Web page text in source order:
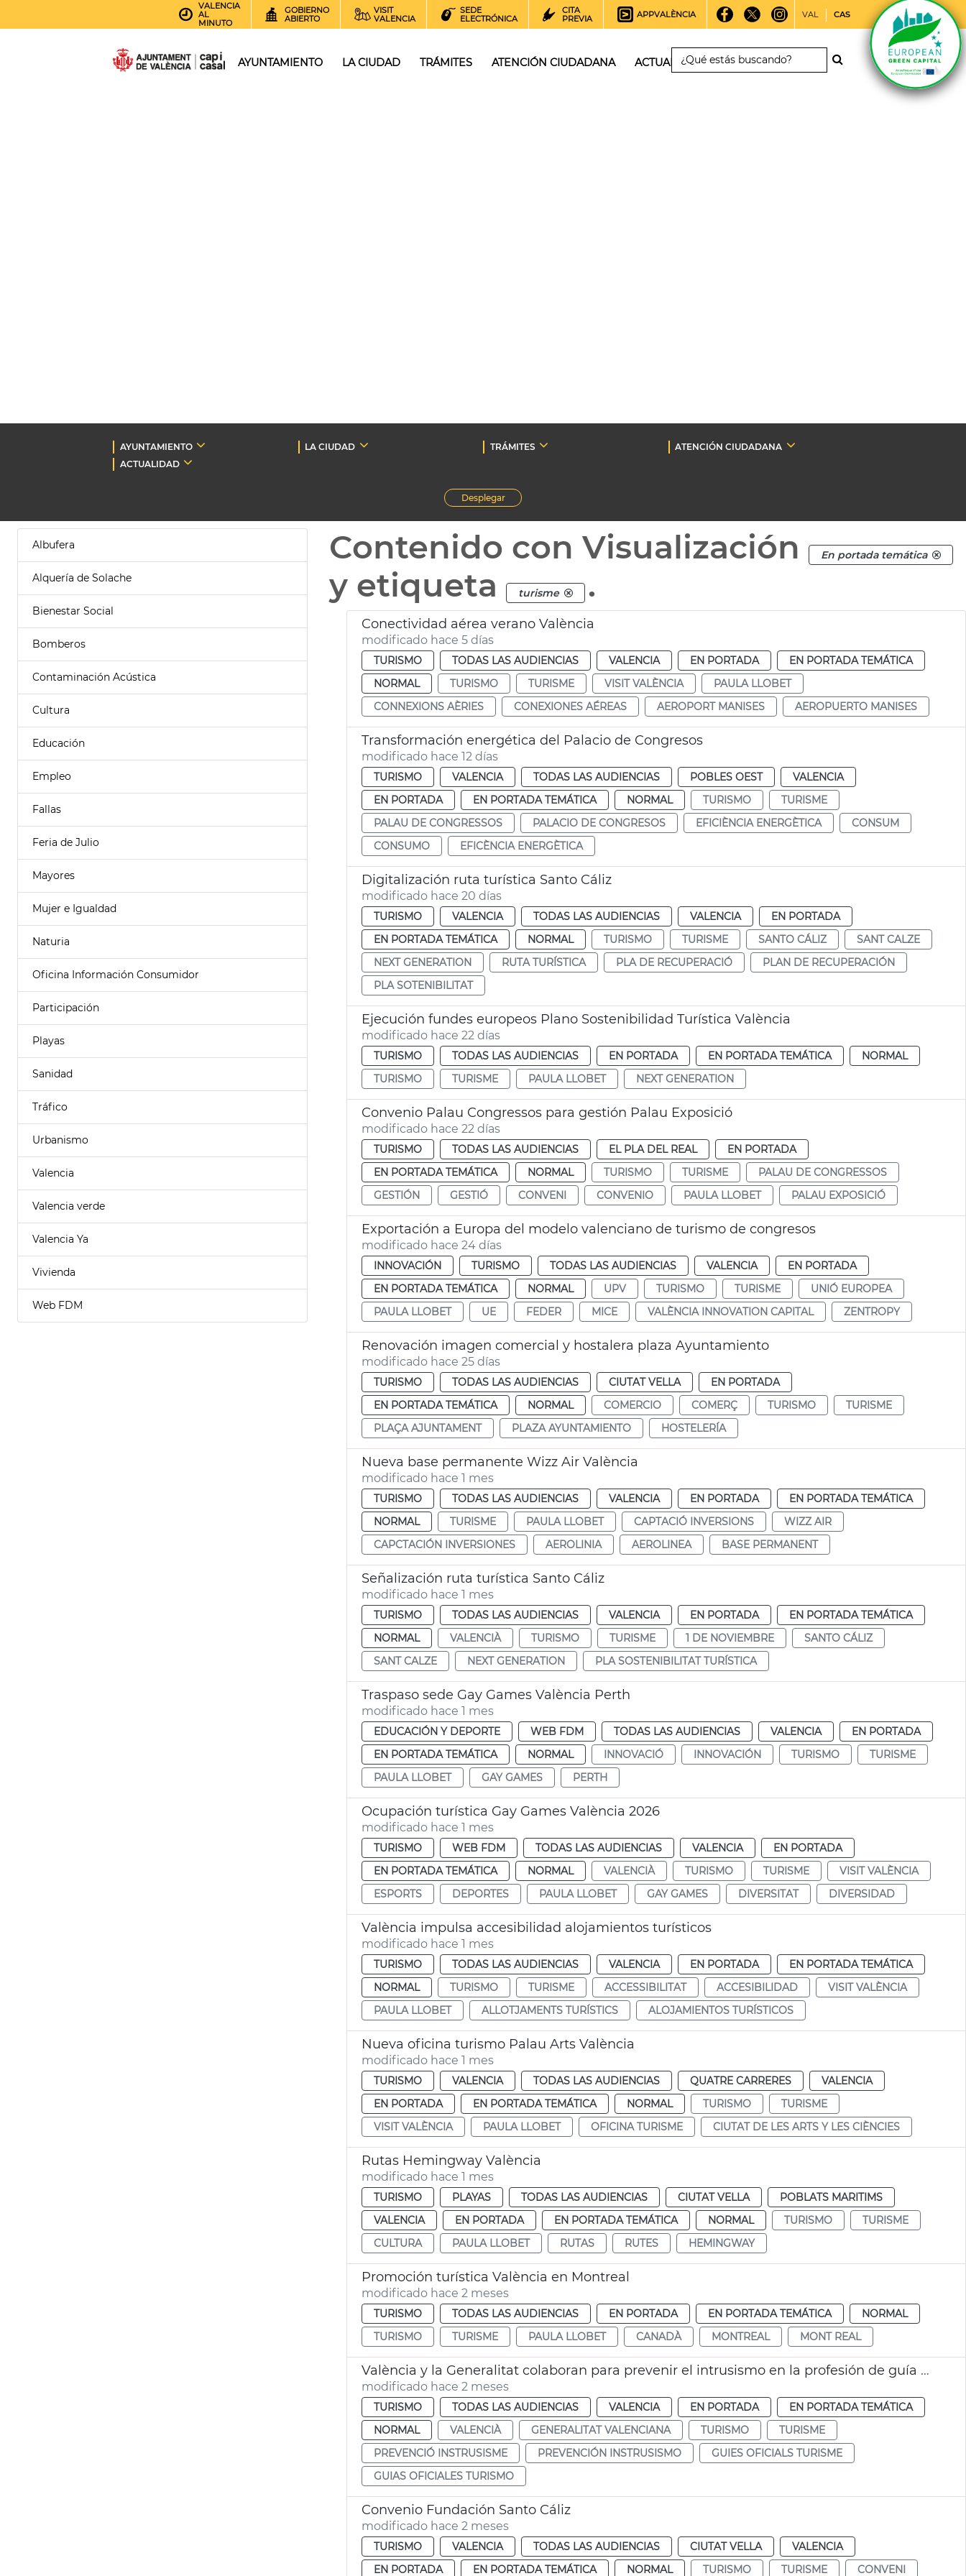
VALENCIA
AL
MINUTO
GOBIERNO
ABIERTO
VISIT
VALENCIA
SEDE
ELECTRÓNICA
CITA
PREVIA
APPVALÈNCIA VAL CAS
AYUNTAMIENTO LA CIUDAD TRÁMITES ATENCIÓN CIUDADANA ACTUALIDAD
AYUNTAMIENTO LA CIUDAD TRÁMITES
ATENCIÓN CIUDADANA
ACTUALIDAD
Desplegar
Albufera
Alquería de Solache
Bienestar Social
Bomberos
Contaminación Acústica
Cultura
Educación
Empleo
Fallas
Feria de Julio
Mayores
Mujer e Igualdad
Naturia
Oficina Información Consumidor
Participación
Playas
Sanidad
Tráfico
Urbanismo
Valencia
Valencia verde
Valencia Ya
Vivienda
Web FDM
Contenido con Visualización En portada temática
y etiqueta turisme .
Conectividad aérea verano València
modificado hace 5 días
TURISMO TODAS LAS AUDIENCIAS VALENCIA EN PORTADA
EN PORTADA TEMÁTICA
NORMAL
TURISMO TURISME VISIT VALÈNCIA
PAULA LLOBET
CONNEXIONS AÈRIES
CONEXIONES AÉREAS AEROPORT MANISES AEROPUERTO MANISES
Transformación energética del Palacio de Congresos
modificado hace 12 días
TURISMO VALENCIA TODAS LAS AUDIENCIAS POBLES OEST
VALENCIA
EN PORTADA
EN PORTADA TEMÁTICA NORMAL TURISMO
TURISME
PALAU DE CONGRESSOS
PALACIO DE CONGRESOS EFICIÈNCIA ENERGÈTICA
CONSUM
CONSUMO
EFICÈNCIA ENERGÈTICA
Digitalización ruta turística Santo Cáliz
modificado hace 20 días
TURISMO VALENCIA TODAS LAS AUDIENCIAS VALENCIA
EN PORTADA
EN PORTADA TEMÁTICA
NORMAL TURISMO TURISME SANTO CÁLIZ
SANT CALZE
NEXT GENERATION
RUTA TURÍSTICA PLA DE RECUPERACIÓ
PLAN DE RECUPERACIÓN
PLA SOTENIBILITAT
Ejecución fundes europeos Plano Sostenibilidad Turística València
modificado hace 22 días
TURISMO TODAS LAS AUDIENCIAS EN PORTADA EN PORTADA TEMÁTICA
NORMAL
TURISMO
TURISME PAULA LLOBET NEXT GENERATION
Convenio Palau Congressos para gestión Palau Exposició
modificado hace 22 días
TURISMO TODAS LAS AUDIENCIAS EL PLA DEL REAL
EN PORTADA
EN PORTADA TEMÁTICA
NORMAL TURISMO TURISME
PALAU DE CONGRESSOS
GESTIÓN
GESTIÓ CONVENI CONVENIO PAULA LLOBET PALAU EXPOSICIÓ
Exportación a Europa del modelo valenciano de turismo de congresos
modificado hace 24 días
INNOVACIÓN TURISMO TODAS LAS AUDIENCIAS VALENCIA
EN PORTADA
EN PORTADA TEMÁTICA
NORMAL UPV TURISMO TURISME
UNIÓ EUROPEA
PAULA LLOBET
UE FEDER MICE VALÈNCIA INNOVATION CAPITAL ZENTROPY
Renovación imagen comercial y hostalera plaza Ayuntamiento
modificado hace 25 días
TURISMO TODAS LAS AUDIENCIAS CIUTAT VELLA
EN PORTADA
EN PORTADA TEMÁTICA
NORMAL COMERCIO COMERÇ TURISMO
TURISME
PLAÇA AJUNTAMENT
PLAZA AYUNTAMIENTO HOSTELERÍA
Nueva base permanente Wizz Air València
modificado hace 1 mes
TURISMO TODAS LAS AUDIENCIAS VALENCIA EN PORTADA
EN PORTADA TEMÁTICA
NORMAL
TURISME PAULA LLOBET CAPTACIÓ INVERSIONS
WIZZ AIR
CAPCTACIÓN INVERSIONES
AEROLINIA AEROLINEA BASE PERMANENT
Señalización ruta turística Santo Cáliz
modificado hace 1 mes
TURISMO TODAS LAS AUDIENCIAS VALENCIA EN PORTADA
EN PORTADA TEMÁTICA
NORMAL
VALENCIÀ TURISMO TURISME 1 DE NOVIEMBRE
SANTO CÁLIZ
SANT CALZE
NEXT GENERATION PLA SOSTENIBILITAT TURÍSTICA
Traspaso sede Gay Games València Perth
modificado hace 1 mes
EDUCACIÓN Y DEPORTE WEB FDM TODAS LAS AUDIENCIAS VALENCIA
EN PORTADA
EN PORTADA TEMÁTICA
NORMAL INNOVACIÓ INNOVACIÓN TURISMO
TURISME
PAULA LLOBET
GAY GAMES PERTH
Ocupación turística Gay Games València 2026
modificado hace 1 mes
TURISMO WEB FDM TODAS LAS AUDIENCIAS VALENCIA
EN PORTADA
EN PORTADA TEMÁTICA
NORMAL VALENCIÀ TURISMO TURISME
VISIT VALÈNCIA
ESPORTS
DEPORTES PAULA LLOBET GAY GAMES DIVERSITAT DIVERSIDAD
València impulsa accesibilidad alojamientos turísticos
modificado hace 1 mes
TURISMO TODAS LAS AUDIENCIAS VALENCIA EN PORTADA
EN PORTADA TEMÁTICA
NORMAL
TURISMO TURISME ACCESSIBILITAT ACCESIBILIDAD
VISIT VALÈNCIA
PAULA LLOBET
ALLOTJAMENTS TURÍSTICS ALOJAMIENTOS TURÍSTICOS
Nueva oficina turismo Palau Arts València
modificado hace 1 mes
TURISMO VALENCIA TODAS LAS AUDIENCIAS QUATRE CARRERES
VALENCIA
EN PORTADA
EN PORTADA TEMÁTICA NORMAL TURISMO
TURISME
VISIT VALÈNCIA
PAULA LLOBET OFICINA TURISME CIUTAT DE LES ARTS Y LES CIÈNCIES
Rutas Hemingway València
modificado hace 1 mes
TURISMO PLAYAS TODAS LAS AUDIENCIAS CIUTAT VELLA
POBLATS MARITIMS
VALENCIA
EN PORTADA EN PORTADA TEMÁTICA NORMAL TURISMO
TURISME
CULTURA
PAULA LLOBET RUTAS RUTES HEMINGWAY
Promoción turística València en Montreal
modificado hace 2 meses
TURISMO TODAS LAS AUDIENCIAS EN PORTADA EN PORTADA TEMÁTICA
NORMAL
TURISMO
TURISME PAULA LLOBET CANADÀ MONTREAL MONT REAL
València y la Generalitat colaboran para prevenir el intrusismo en la profesión de guía oficial de turismo
modificado hace 2 meses
TURISMO TODAS LAS AUDIENCIAS VALENCIA EN PORTADA
EN PORTADA TEMÁTICA
NORMAL
VALENCIÀ GENERALITAT VALENCIANA TURISMO
TURISME
PREVENCIÓ INSTRUSISME
PREVENCIÓN INSTRUSISMO
GUIES OFICIALS TURISME
GUIAS OFICIALES TURISMO
Convenio Fundación Santo Cáliz
modificado hace 2 meses
TURISMO VALENCIA TODAS LAS AUDIENCIAS CIUTAT VELLA
VALENCIA
EN PORTADA
EN PORTADA TEMÁTICA NORMAL TURISMO TURISME CONVENI